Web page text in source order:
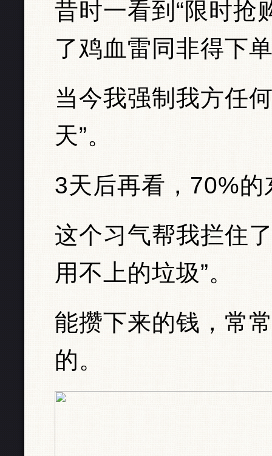
昔时一看到“限时抢
了鸡血雷同非得下
当今我强制我方任
天”。
3天后再看，70%
这个习气帮我拦住
用不上的垃圾”。
能攒下来的钱，常
的。